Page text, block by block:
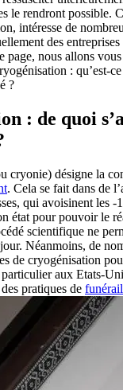
le rendront possible.
intéresse de
des
page, nous allons
: qu’est-
?
: de quoi
cryonie) désigne la
. Cela se fait dans de
qui avoisinent les
état pour pouvoir le
scientifique ne
Néanmoins, de
de cryogénisation
aux Etats-
pratiques de